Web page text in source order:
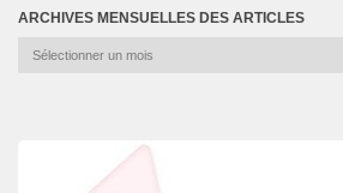
ARCHIVES MENSUELLES DES ARTICLES
Archives